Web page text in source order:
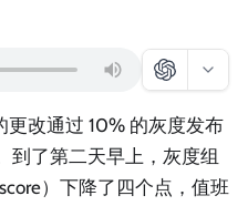
改通过 10% 的灰度发布
到了第二天早上，灰度组
）下降了四个点，值班